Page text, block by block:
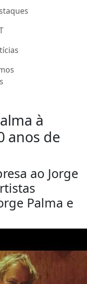
à
anos de
ao Jorge
Palma e